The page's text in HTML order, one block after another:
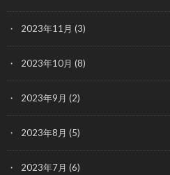
2023年11月 (3)
2023年10月 (8)
2023年9月 (2)
2023年8月 (5)
2023年7月 (6)